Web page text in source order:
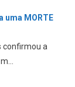
uma MORTE
confirmou a